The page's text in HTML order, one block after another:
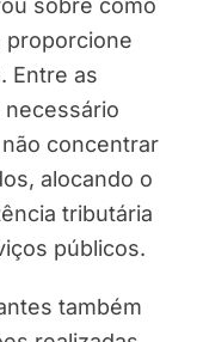
sobre como
proporcione
Entre as
concentrar
alocando o
tributária
públicos.
também